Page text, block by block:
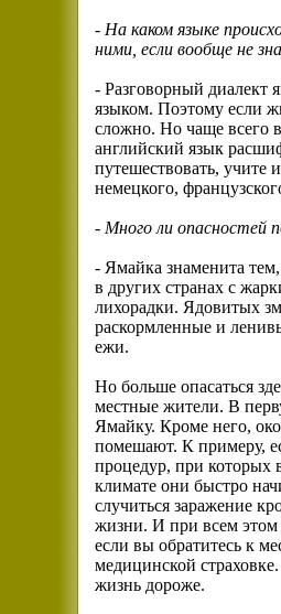
- На каком языке
ними, если вообще не
- Разговорный диалект
языком. Поэтому если
сложно. Но чаще всего
английский язык
путешествовать, учите
немецкого,
- Много ли опасностей
- Ямайка знаменита
в других странах с
лихорадки. Ядовитых
раскормленные и
ежи.
Но больше опасаться
местные жители. В
Ямайку. Кроме него,
помешают. К примеру,
процедур, при
климате они быстро
случиться заражение
жизни. И при всем этом
если вы обратитесь к
медицинской
жизнь дороже.